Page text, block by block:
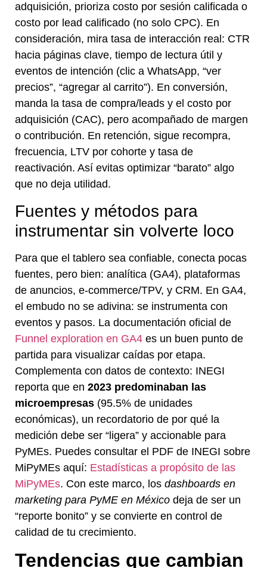
adquisición, prioriza costo por sesión calificada o
costo por lead calificado (no solo CPC). En
consideración, mira tasa de interacción real: CTR
hacia páginas clave, tiempo de lectura útil y
eventos de intención (clic a WhatsApp, “ver
precios”, “agregar al carrito”). En conversión,
manda la tasa de compra/leads y el costo por
adquisición (CAC), pero acompañado de margen
o contribución. En retención, sigue recompra,
frecuencia, LTV por cohorte y tasa de
reactivación. Así evitas optimizar “barato” algo
que no deja utilidad.
Fuentes y métodos para
instrumentar sin volverte loco
Para que el tablero sea confiable, conecta pocas
fuentes, pero bien: analítica (GA4), plataformas
de anuncios, e-commerce/TPV, y CRM. En GA4,
el embudo no se adivina: se instrumenta con
eventos y pasos. La documentación oficial de
Funnel exploration en GA4 es un buen punto de
partida para visualizar caídas por etapa.
Complementa con datos de contexto: INEGI
reporta que en 2023 predominaban las
microempresas (95.5% de unidades
económicas), un recordatorio de por qué la
medición debe ser “ligera” y accionable para
PyMEs. Puedes consultar el PDF de INEGI sobre
MiPyMEs aquí: Estadísticas a propósito de las
MiPyMEs. Con este marco, los dashboards en
marketing para PyME en México deja de ser un
“reporte bonito” y se convierte en control de
calidad de tu crecimiento.
Tendencias que cambian